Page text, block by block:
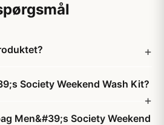
Society Weekend Wash Kit?
Men&#39;s Society Weekend